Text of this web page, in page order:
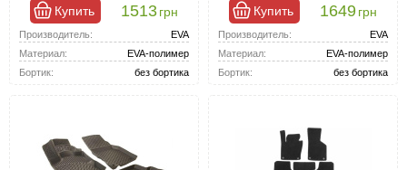
Купить 1513грн
Производитель:
EVA
Материал:
EVA-полимер
Бортик:
без бортика
Купить 1649грн
Производитель:
EVA
Материал:
EVA-полимер
Бортик:
без бортика